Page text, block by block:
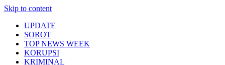
Skip to content
UPDATE
SOROT
TOP NEWS WEEK
KORUPSI
KRIMINAL